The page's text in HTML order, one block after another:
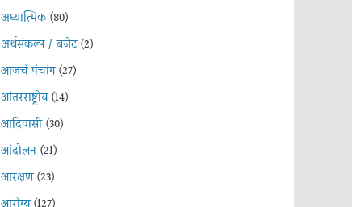
अध्यात्मिक(80)
अर्थसंकल्प / बजेट(2)
आजचे पंचांग(27)
आंतरराष्ट्रीय(14)
आदिवासी(30)
आंदोलन(21)
आरक्षण(23)